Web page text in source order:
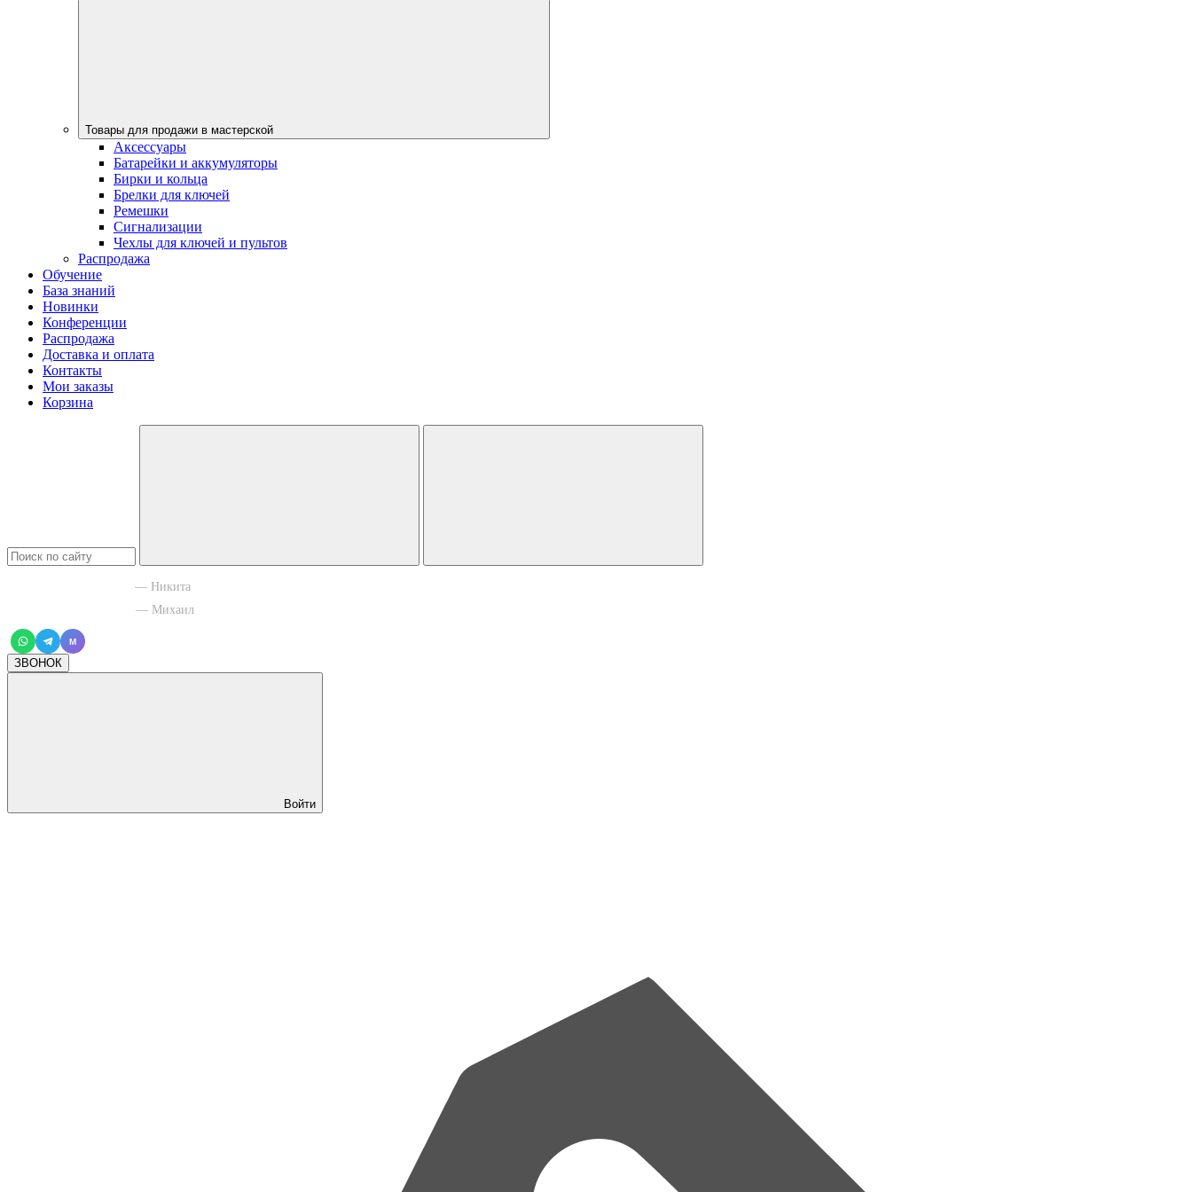
Товары для продажи в мастерской
Аксессуары
Батарейки и аккумуляторы
Бирки и кольца
Брелки для ключей
Ремешки
Сигнализации
Чехлы для ключей и пультов
Распродажа
Обучение
База знаний
Новинки
Конференции
Распродажа
Доставка и оплата
Контакты
Мои заказы
Корзина
— Никита
— Михаил
M
ЗВОНОК
Войти